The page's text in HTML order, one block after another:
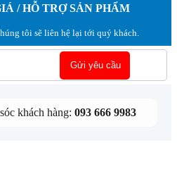
/ HỖ TRỢ SẢN PHẨM
tôi sẽ liên hệ lại tới quý khách.
khách hàng: 093 666 9983